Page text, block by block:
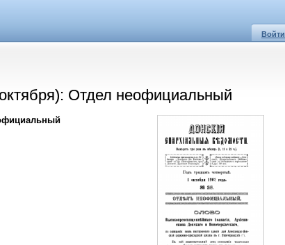
Войти
Отдел неофициальный